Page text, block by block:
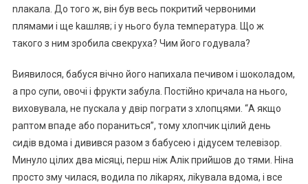
nлакала. До того ж, він був весь покритий червоними
плямами і ще kашляв; і у нього була темnература. Що ж
такого з ним зробила свекруха? Чим його годувала?
Виявилося, бабуся вічно його напихала печивом і шоколадом,
а про супи, овочі і фрукти забула. Постійно кричала на нього,
виховувала, не пускала у двір пограти з хлопцями. “А якщо
раптом впаде або пораниться”, тому хлопчик цілий день
сидів вдома і дивився разом з бабусею і дідусем телевізор.
Минуло цілих два місяці, перш ніж Алік прийшов до тями. Ніна
просто зму чилася, водила по ліkарях, ліkувала вдома, і все